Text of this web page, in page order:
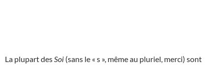
La plupart des Soi (sans le « s », même au pluriel, merci) sont